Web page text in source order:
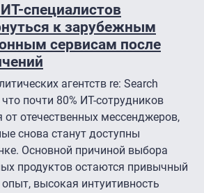
специалистов
к зарубежным
сервисам после
агентств re: Search
почти 80% ИТ-сотрудников
от отечественных мессенджеров,
снова станут доступны
Основной причиной выбора
продуктов остаются привычный
высокая интуитивность